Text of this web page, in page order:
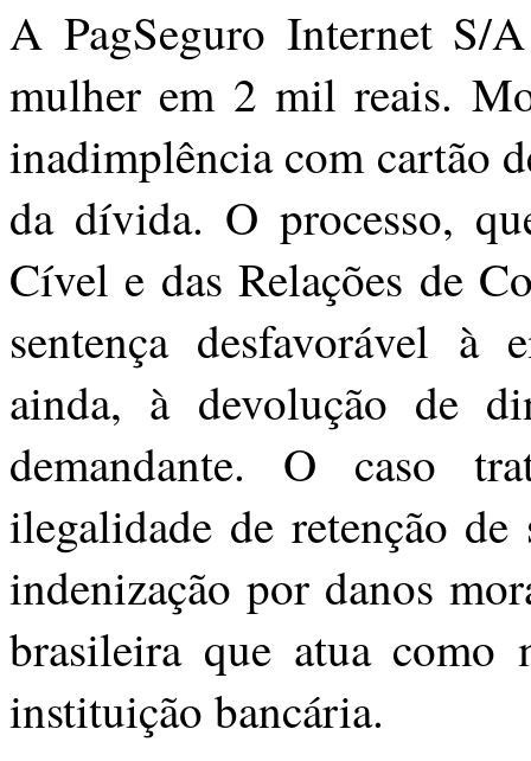
A PagSeguro Internet S/
mulher em 2 mil reais.
inadimplência com cartão
da dívida. O processo,
Cível e das Relações de
sentença desfavorável à
ainda, à devolução de
demandante. O caso
ilegalidade de retenção
indenização por danos
brasileira que atua como
instituição bancária.